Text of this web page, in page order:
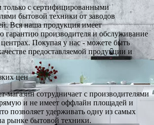
с сертифицированными
бытовой техники от заводов
Вся наша продукция имеет
гарантию производителя и обслуживание
Покупая у нас - можете быть
предоставляемой продукции и
цен
магазин сотрудничает с производителями
и не имеет оффлайн площадей и
позволяет удерживать одну из самых
рынке бытовой техники.